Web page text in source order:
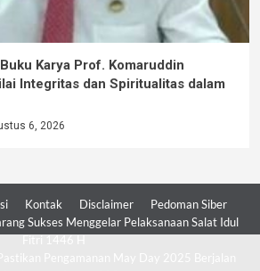
Karya Prof. Komaruddin
Integritas dan Spiritualitas dalam
6, 2026
Kontak Disclaimer
Pedoman Siber
Sukses Menggelar Pelaksanaan Salat Idul